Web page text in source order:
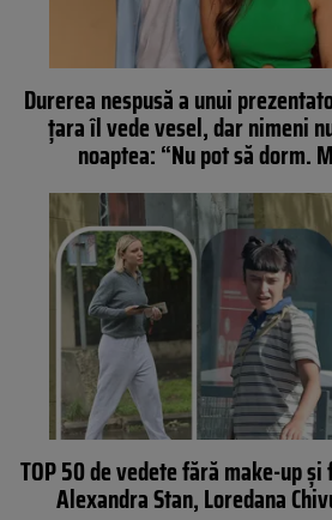
Durerea nespusă a unui
țara îl vede vesel, dar nimeni
noaptea: “Nu pot să dorm.
TOP 50 de vedete fără make-up
Alexandra Stan, Loredana